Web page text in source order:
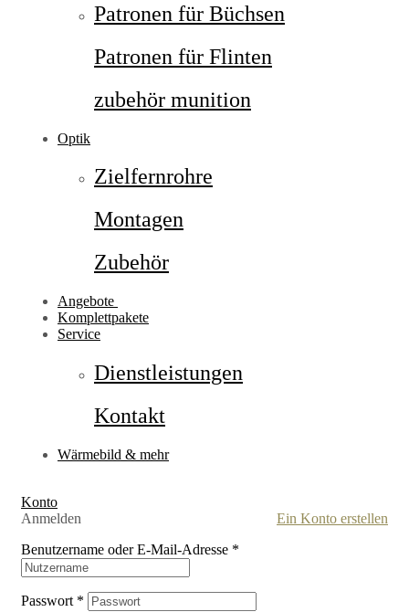
Patronen für Büchsen
Patronen für Flinten
zubehör munition
Optik
Zielfernrohre
Montagen
Zubehör
Angebote
Komplettpakete
Service
Dienstleistungen
Kontakt
Wärmebild & mehr
Konto
Anmelden
Ein Konto erstellen
Benutzername oder E-Mail-Adresse *
Passwort *